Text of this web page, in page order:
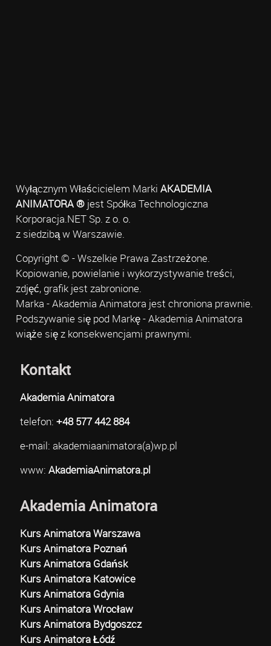
Wyłącznym Właścicielem Marki AKADEMIA
ANIMATORA ®jest Spółka Technologiczna
Korporacja.NET Sp. z o. o.
z siedzibą w Warszawie.
Copyright © - Wszelkie Prawa Zastrzeżone.
Kopiowanie, powielanie i wykorzystywanie treści,
zdjęć, grafik jest zabronione.
Marka - Akademia Animatora jest chroniona prawnie.
Podszywanie się pod Markę - Akademia Animatora
wiąże się z konsekwencjami prawnymi.
Kontakt
Akademia Animatora
telefon: +48 577 442 884
e-mail: akademiaanimatora(a)wp.pl
www: AkademiaAnimatora.pl
Akademia Animatora
Kurs Animatora Warszawa
Kurs Animatora Poznań
Kurs Animatora Gdańsk
Kurs Animatora Katowice
Kurs Animatora Gdynia
Kurs Animatora Wrocław
Kurs Animatora Bydgoszcz
Kurs Animatora Łódź